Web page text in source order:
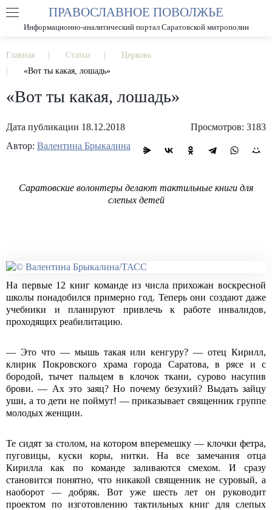
РАЗМЕР ШРИФТА А А
ПРАВОСЛАВНОЕ ПОВОЛЖЬЕ
Информационно-аналитический портал Саратовской митрополии
Главная Статьи
Церковь
«Вот ты какая, лошадь»
«Вот ты какая, лошадь»
Дата публикации 18.12.2018
Просмотров: 3183
Автор: Валентина Брыкалина
Саратовские волонтеры делают тактильные книги для
слепых детей
На первые 12 книг команде из числа прихожан воскресной
школы понадобился примерно год. Теперь они создают даже
учебники и планируют привлечь к работе инвалидов,
проходящих реабилитацию.
— Это что — мышь такая или кенгуру? — отец Кирилл,
клирик Покровского храма города Саратова, в рясе и с
бородой, тычет пальцем в клочок ткани, сурово насупив
брови. — Ах это заяц? Но почему безухий? Выдать зайцу
уши, а то дети не поймут! — приказывает священник группе
молодых женщин.
Те сидят за столом, на котором вперемешку — клочки фетра,
пуговицы, куски коры, нитки. На все замечания отца
Кирилла как по команде заливаются смехом. И сразу
становится понятно, что никакой священник не суровый, а
наоборот — добряк. Вот уже шесть лет он руководит
проектом по изготовлению тактильных книг для слепых